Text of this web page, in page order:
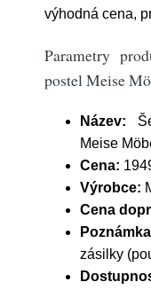
výhodná cena,
Parametry
postel Meise
Název:
Meise
Cena:
Výrobce:
Cena
zásilky